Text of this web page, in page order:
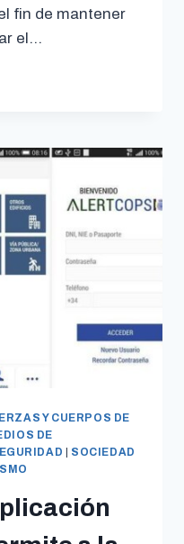
fin de mantener
el…
Y CUERPOS DE
DE
SOCIEDAD